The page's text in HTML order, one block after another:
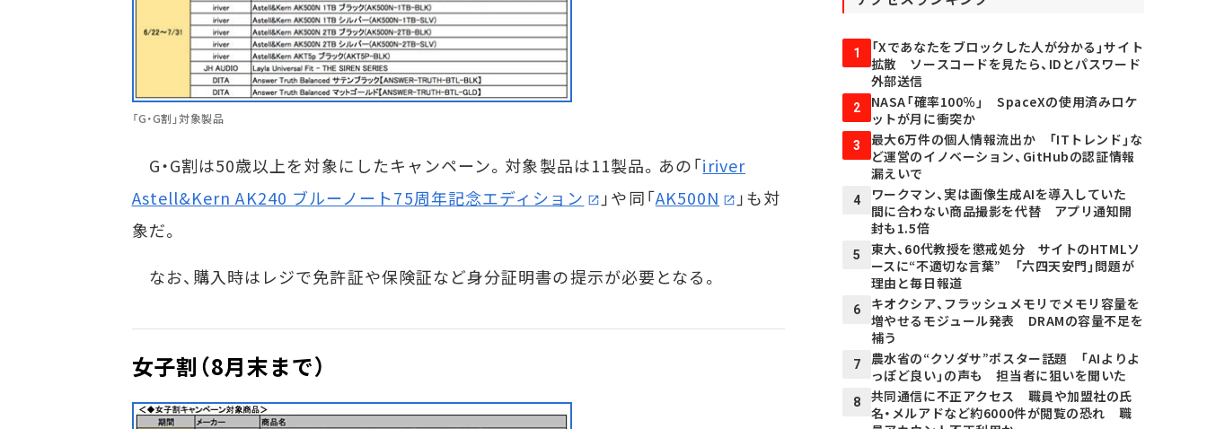
「G・G割」対象製品
G・G割は50歳以上を対象にしたキャンペーン。対象製品は11製品。あの「iriver
Astell&Kern AK240 ブルーノート75周年記念エディション
」や同「AK500N
」も対
象だ。
なお、購入時はレジで免許証や保険証など身分証明書の提示が必要となる。
女子割（8月末まで）
1
「Xであなたをブロックした人が分かる」サイト
拡散 ソースコードを見たら、IDとパスワード
外部送信
2
NASA「確率100％」 SpaceXの使用済みロケ
ットが月に衝突か
3
最大6万件の個人情報流出か 「ITトレンド」な
ど運営のイノベーション、GitHubの認証情報
漏えいで
4
ワークマン、実は画像生成AIを導入していた
間に合わない商品撮影を代替 アプリ通知開
封も1.5倍
5
東大、60代教授を懲戒処分 サイトのHTMLソ
ースに“不適切な言葉” 「六四天安門」問題が
理由と毎日報道
6
キオクシア、フラッシュメモリでメモリ容量を
増やせるモジュール発表 DRAMの容量不足を
補う
7
農水省の“クソダサ”ポスター話題 「AIよりよ
っぽど良い」の声も 担当者に狙いを聞いた
8
共同通信に不正アクセス 職員や加盟社の氏
名・メルアドなど約6000件が閲覧の恐れ 職